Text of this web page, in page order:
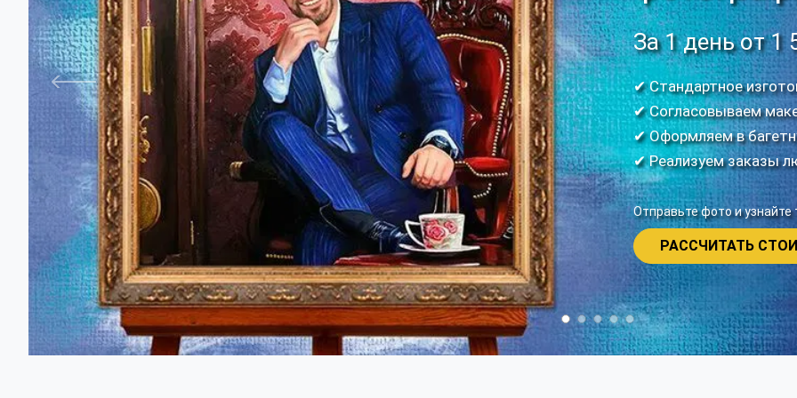
За 1 день от 1
✔ Стандартное
✔ Согласовываем
✔ Оформляем в
✔ Реализуем заказы
Отправьте фото и
РАССЧИТАТЬ